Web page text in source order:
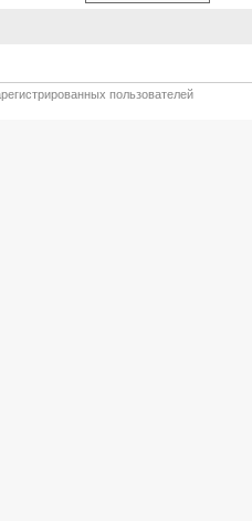
пользователей